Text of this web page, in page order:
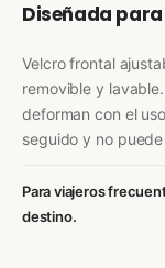
Diseñada
Velcro frontal
removible y
deforman con el
seguido y no
Para viajeros
destino.